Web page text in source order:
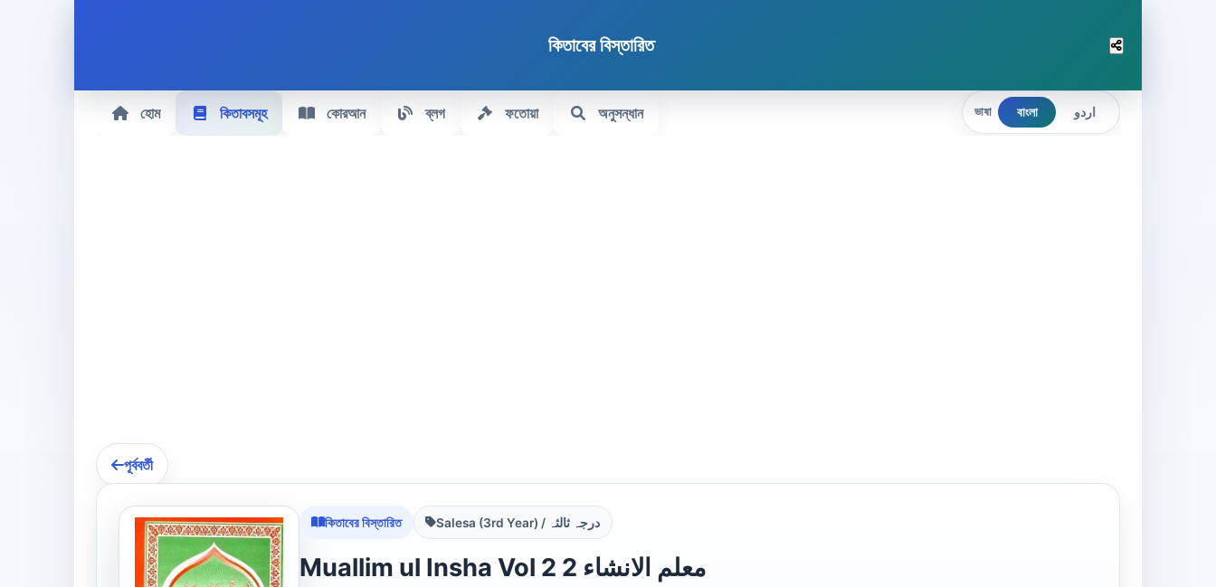
কিতাবের বিস্তারিত
হোম কিতাবসমূহ কোরআন ব্লগ ফতোয়া অনুসন্ধান ভাষা বাংলা اردو
পূর্ববর্তী
কিতাবের বিস্তারিত Salesa (3rd Year) / درجہ ثالثہ
Muallim ul Insha Vol 2 معلم الانشاء 2